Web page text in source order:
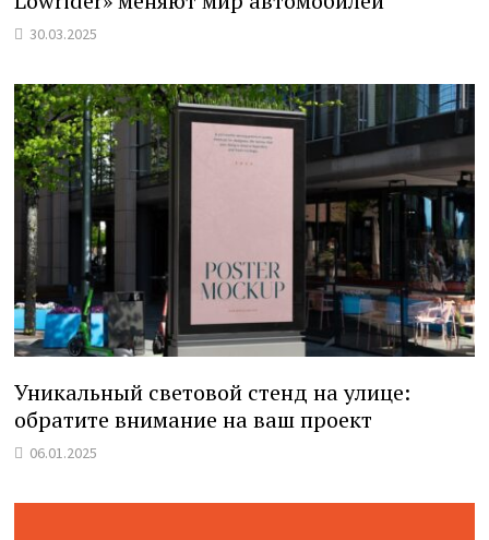
30.03.2025
Уникальный световой стенд на улице:
обратите внимание на ваш проект
06.01.2025